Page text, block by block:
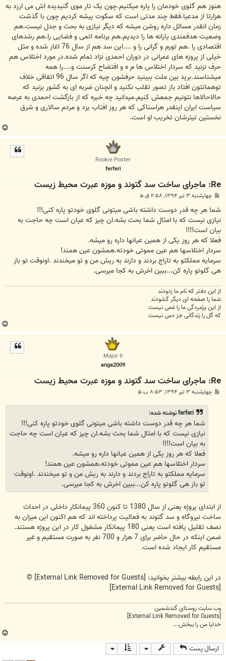
هنوز هم گلوی خودمان را پاره میکنیم.چون یک تار موی گنیدیده اش می ارزد به
هزارتا از مدعیا.فقط چند مدتی است که سکوت پیشه کردیم چون با گذشت
زمان انقدر مسائل داره روشن میشه که دیگر نیازی به بحث و جدل نیست.هم
وضعیت هدفمندی یارانه ها را دیدیم.هم برنامه اتمی و فضایی را.هم رشدهای
اقتصادی را .هم تورم و گرانی را و ....این سد هم از سال 76 اغاز شده و مثل
خیلی از پروزه های عمرانی در دوران احمدی نزاد تمام شده.در مورد اختلاس هم
حرف نزنید که سردار اختلاس ها م ه و افتضاح کرسنت و....را همه
میشناسند.برید بین ملت ببینید حرفشون چیه که اگر سال 96 اتفاقی خلاف
توهماتتون افتاد باز تصور تقلب نکنید و انچنان ضربه ای به کشور بزنید که
حالاحالاها نتونیم جمعش کنیم.میدانید چه خبره که از بازگشت احمدی به عرصه
سیاست ایران اینقدر هراسناکی که هر روز افتاب یزد و مردم سالاری و شرق
نخستین تیترشان تخریب او است.
ب
ا
Rookie Poster
ferferi
Re: ماجرای ساخت سد گتوند و موزه عبرت محیط زیست
پ
ت
چهارشنبه ۳ تیر ۱۳۹۴, ۲:۵۸ ق.ظ
شما هر چه قدر دوست داشته باشی میتونی گلوی خودتو پاره کنی!!!
نیازی نیست که با امثال شما بحث بشه.ان چیز که عیان است چه حاجت به
بیان است!!!!
فعلا که هر روز یکی از همین عیانها داره رو میشه.
سردار اختلاسها هم عین مموتی خودته.همشون عین همند!
سرمایه مملکتو به تاراج بردند و دارند به ریش من و تو میخندند .اونوقت تو باز
هی گلوتو پاره کن...ببین اخرش به کجا میرسی.
از این دفتر که نام ما زدودند
شما را صفحه ای دیگر گشودند
از این پژمردگی ما را غمی نیست
که گل را زندگانی جز دمی نیست
ب
ا
Major II
anga2009
Re: ماجرای ساخت سد گتوند و موزه عبرت محیط زیست
پ چهارشنبه ۳ تیر ۱۳۹۴, ۸:۵۳ ب.ظ
ferferi نوشته شده:
شما هر چه قدر دوست داشته باشی میتونی گلوی خودتو پاره کنی!!!
نیازی نیست که با امثال شما بحث بشه.ان چیز که عیان است چه حاجت
به بیان است!!!!
فعلا که هر روز یکی از همین عیانها داره رو میشه.
سردار اختلاسها هم عین مموتی خودته.همشون عین همند!
سرمایه مملکتو به تاراج بردند و دارند به ریش من و تو میخندند .اونوقت
تو باز هی گلوتو پاره کن...ببین اخرش به کجا میرسی.
از ابتدای پروژه یعنی از سال 1380 تا کنون 360 پیمانکار داخلی در احداث
ساخت نیروگاه و سد گتوند به فعالیت پرداخته اند که هم اکنون این میزان به
نصف تقلیل یافته است یعنی 180 پیمانکار مشغول کار در این پروژه هستند.
ضمن اینکه در حال حاضر برای 7 هزار و 700 نفر به صورت مستقیم و غیر
مستقیم کار ایجاد شده است.
در این رابطه بیشتر بخوانید:
©
وب سایت روستای گندشمین
خدایا من را ببخش...
ب
ا
ارسال پست